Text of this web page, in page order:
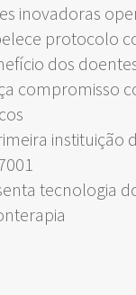
inovadoras
protocolo
dos
compromisso
instituição
tecnologia